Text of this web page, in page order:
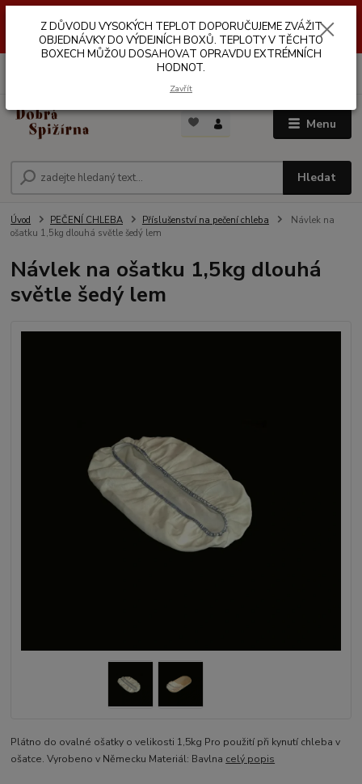
VÝDEJNÍCH BOXŮ. TEPLOTA V TĚCHTO BOXECH MŮŽE DOSAHOVAT
OPRAVDU EXTRÉMNÍCH HODNOT.
Menu
Hledat
Úvod PEČENÍ CHLEBA Příslušenství na pečení chleba
Návlek na
ošatku 1,5kg dlouhá světle šedý lem
Návlek na ošatku 1,5kg dlouhá
světle šedý lem
Plátno do ovalné ošatky o velikosti 1,5kg Pro použití při kynutí chleba v
ošatce. Vyrobeno v Německu Materiál: Bavlna celý popis
Z DŮVODU VYSOKÝCH TEPLOT DOPORUČUJEME ZVÁŽIT
OBJEDNÁVKY DO VÝDEJNÍCH BOXŮ. TEPLOTY V TĚCHTO
BOXECH MŮŽOU DOSAHOVAT OPRAVDU EXTRÉMNÍCH
HODNOT.
Zavřít